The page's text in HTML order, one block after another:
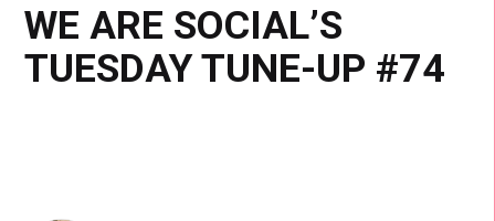
WE ARE SOCIAL’S
TUESDAY TUNE-UP #74